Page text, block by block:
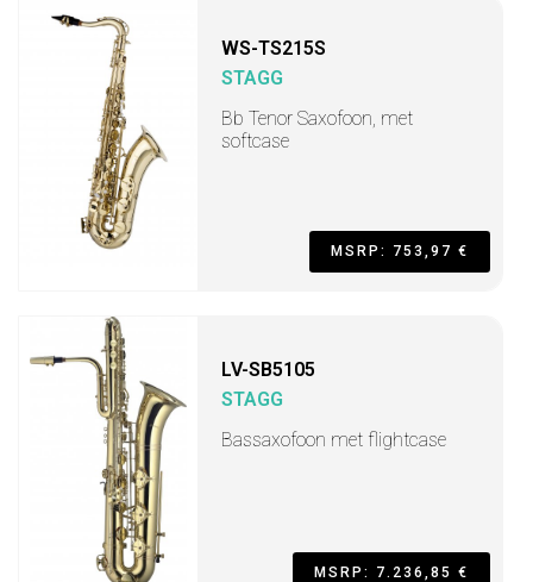
WS-TS215S
STAGG
Bb Tenor Saxofoon, met
softcase
MSRP: 753,97 €
LV-SB5105
STAGG
Bassaxofoon met flightcase
MSRP: 7.236,85 €